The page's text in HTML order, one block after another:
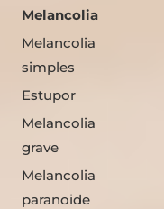
Melancolia
Melancolia
simples
Estupor
Melancolia
grave
Melancolia
paranoide